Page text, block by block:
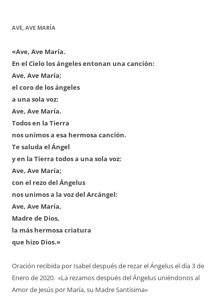
AVE, AVE MARÍA
«Ave, Ave María.
En el Cielo los ángeles entonan una canción:
Ave, Ave María;
el coro de los ángeles
a una sola voz:
Ave, Ave María.
Todos en la Tierra
nos unimos a esa hermosa canción.
Te saluda el Ángel
y en la Tierra todos a una sola voz:
Ave, Ave María;
con el rezo del Ángelus
nos unimos a la voz del Arcángel:
Ave, Ave María,
Madre de Dios,
la más hermosa criatura
que hizo Dios.»
Oración recibida por Isabel después de rezar el Ángelus el día 3 de
Enero de 2020. «La rezamos después del Ángelus uniéndonos al
Amor de Jesús por María, su Madre Santísima»